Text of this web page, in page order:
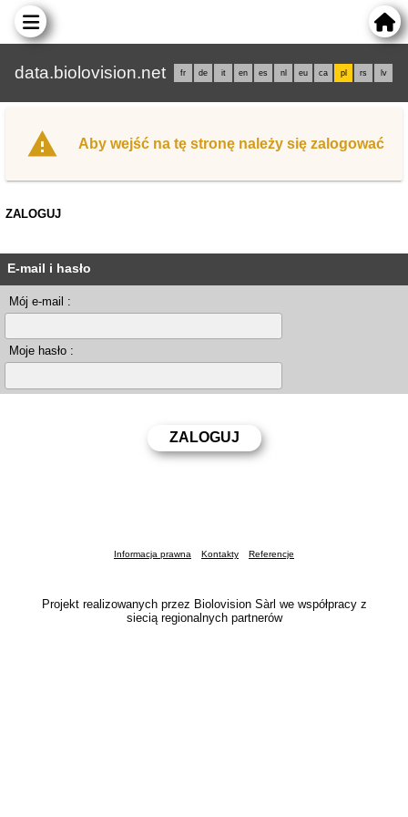
data.biolovision.net fr de it en es nl eu ca pl rs lv
Aby wejść na tę stronę należy się zalogować
ZALOGUJ
E-mail i hasło
Mój e-mail :
Moje hasło :
Informacja prawna Kontakty Referencje
Projekt realizowanych przez Biolovision Sàrl we współpracy z
siecią regionalnych partnerów